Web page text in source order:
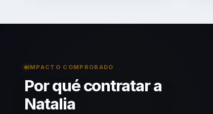
IMPACTO COMPROBADO
Por qué contratar a
Natalia